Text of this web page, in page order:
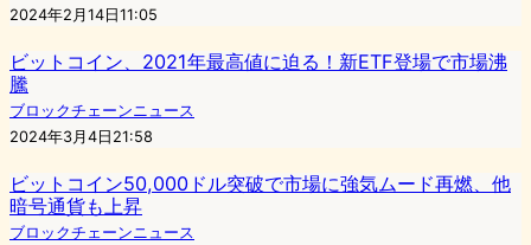
2024年2月14日11:05
ビットコイン、2021年最高値に迫る！新ETF登場で市場沸
騰
ブロックチェーンニュース
2024年3月4日21:58
ビットコイン50,000ドル突破で市場に強気ムード再燃、他
暗号通貨も上昇
ブロックチェーンニュース